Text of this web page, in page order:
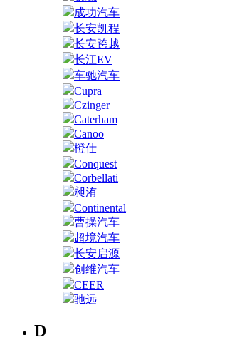
成功汽车
长安凯程
长安跨越
长江EV
车驰汽车
Cupra
Czinger
Caterham
Canoo
橙仕
Conquest
Corbellati
昶洧
Continental
曹操汽车
超境汽车
长安启源
创维汽车
CEER
驰远
D